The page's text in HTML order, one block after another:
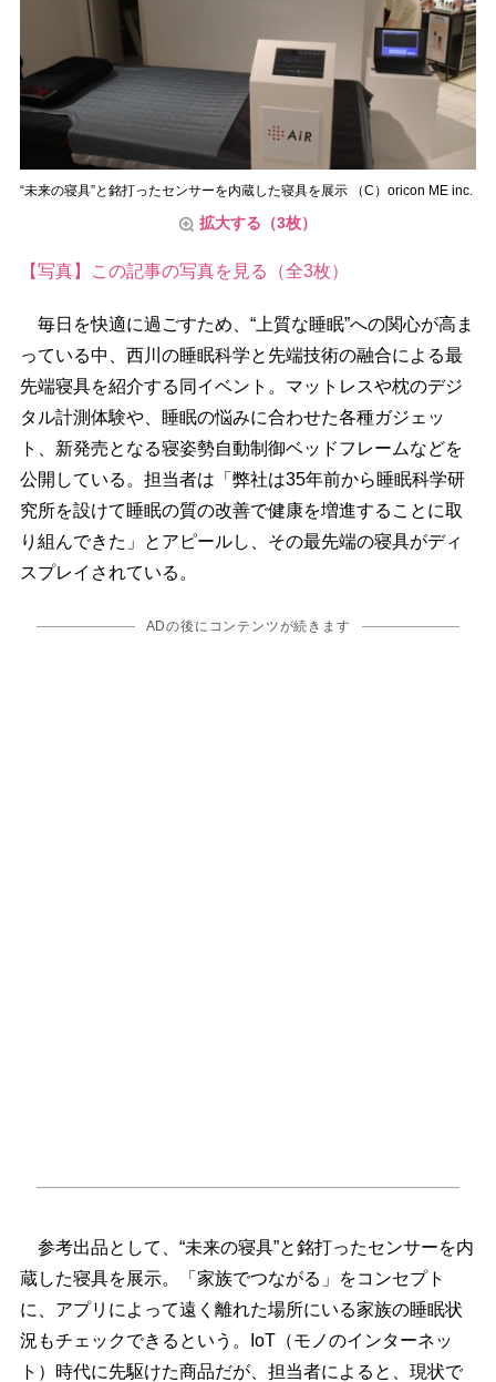
“未来の寝具”と銘打ったセンサーを内蔵した寝具を展示 （C）oricon ME inc.
拡大する（3枚）
【写真】この記事の写真を見る（全3枚）
毎日を快適に過ごすため、“上質な睡眠”への関心が高ま
っている中、西川の睡眠科学と先端技術の融合による最
先端寝具を紹介する同イベント。マットレスや枕のデジ
タル計測体験や、睡眠の悩みに合わせた各種ガジェッ
ト、新発売となる寝姿勢自動制御ベッドフレームなどを
公開している。担当者は「弊社は35年前から睡眠科学研
究所を設けて睡眠の質の改善で健康を増進することに取
り組んできた」とアピールし、その最先端の寝具がディ
スプレイされている。
ADの後にコンテンツが続きます
参考出品として、“未来の寝具”と銘打ったセンサーを内
蔵した寝具を展示。「家族でつながる」をコンセプト
に、アプリによって遠く離れた場所にいる家族の睡眠状
況もチェックできるという。IoT（モノのインターネッ
ト）時代に先駆けた商品だが、担当者によると、現状で